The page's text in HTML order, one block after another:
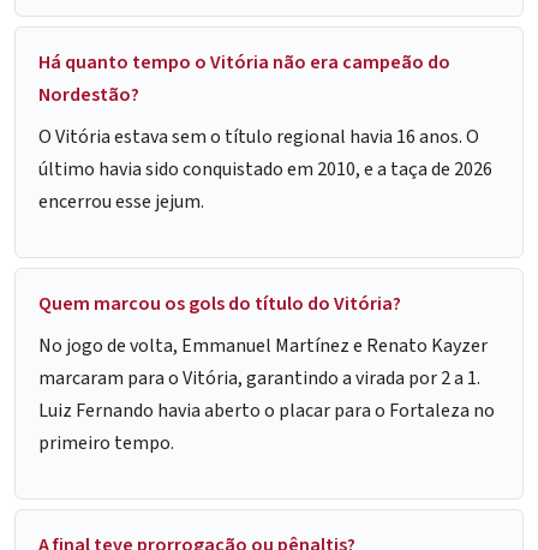
Há quanto tempo o Vitória não era campeão do
Nordestão?
O Vitória estava sem o título regional havia 16 anos. O
último havia sido conquistado em 2010, e a taça de 2026
encerrou esse jejum.
Quem marcou os gols do título do Vitória?
No jogo de volta, Emmanuel Martínez e Renato Kayzer
marcaram para o Vitória, garantindo a virada por 2 a 1.
Luiz Fernando havia aberto o placar para o Fortaleza no
primeiro tempo.